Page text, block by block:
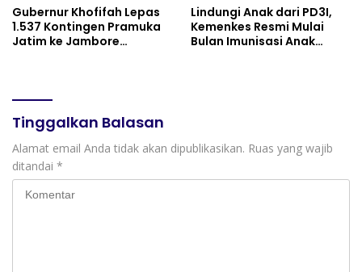
Gubernur Khofifah Lepas
1.537 Kontingen Pramuka
Jatim ke Jambore
Semangat Nasionalisme
Lindungi Anak dari PD3I,
Kemenkes Resmi Mulai
Bulan Imunisasi Anak
Tinggalkan Balasan
Alamat email Anda tidak akan dipublikasikan. Ruas yang wajib
ditandai *